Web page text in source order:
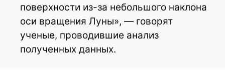
поверхности из-за небольшого наклона
оси вращения Луны», — говорят
ученые, проводившие анализ
полученных данных.